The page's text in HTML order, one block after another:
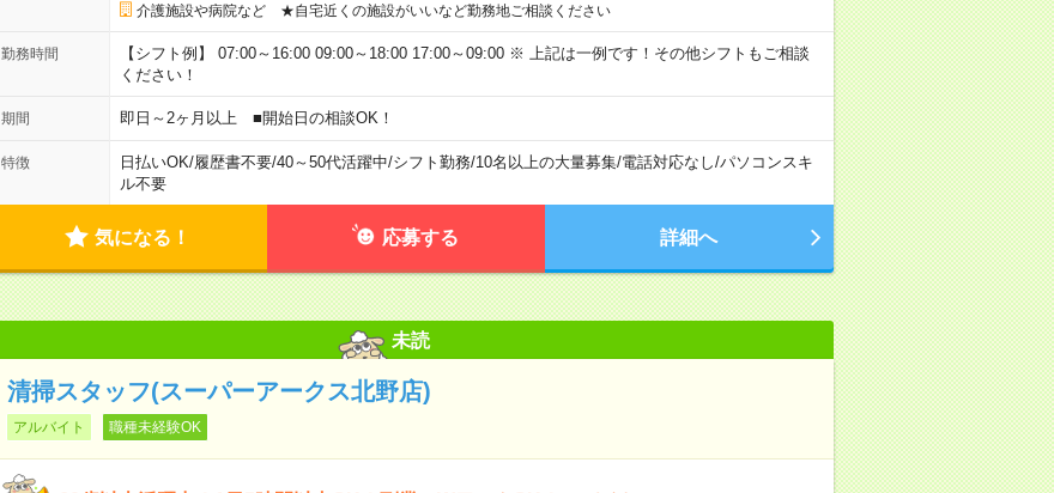
介護施設や病院など ★自宅近くの施設がいいなど勤務地ご相談ください
勤務時間
【シフト例】 07:00～16:00 09:00～18:00 17:00～09:00 ※ 上記は一例です！その他シフトもご相談
ください！
期間 即日～2ヶ月以上 ■開始日の相談OK！
特徴 日払いOK/履歴書不要/40～50代活躍中/シフト勤務/10名以上の大量募集/電話対応なし/パソコンスキ
ル不要
気になる！ 応募する 詳細へ
未読
清掃スタッフ(スーパーアークス北野店)
アルバイト 職種未経験OK